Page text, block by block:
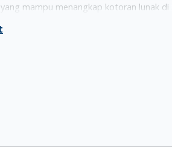
mampu menangkap kotoran lunak di
klik link berikut